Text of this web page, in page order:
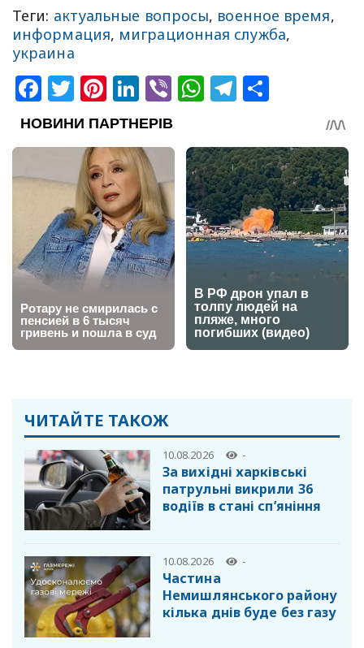
Теги: актуальные вопросы, военное время,
информация, миграционная служба,
украина
Facebook
Twitter
Pinterest
LinkedIn
ViberWhatsApp
Telegram
ЧИТАЙТЕ ТАКОЖ
10.08.2026 -
За вихідні харківські
патрульні викрили 36
водіїв в стані сп’яніння
10.08.2026 -
Частина
Немишлянського району
кілька днів буде без газу